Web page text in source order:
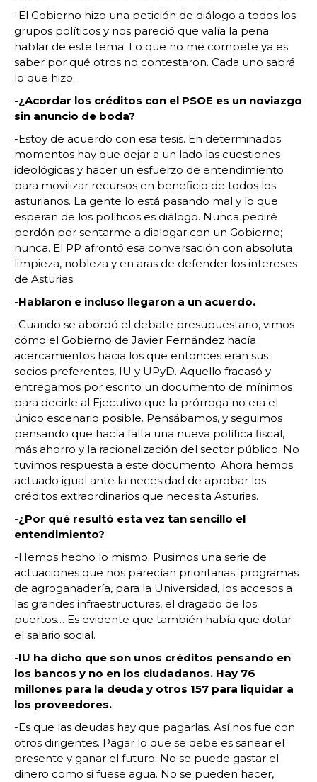
-El Gobierno hizo una petición de diálogo a todos los
grupos políticos y nos pareció que valía la pena
hablar de este tema. Lo que no me compete ya es
saber por qué otros no contestaron. Cada uno sabrá
lo que hizo.
-¿Acordar los créditos con el PSOE es un noviazgo
sin anuncio de boda?
-Estoy de acuerdo con esa tesis. En determinados
momentos hay que dejar a un lado las cuestiones
ideológicas y hacer un esfuerzo de entendimiento
para movilizar recursos en beneficio de todos los
asturianos. La gente lo está pasando mal y lo que
esperan de los políticos es diálogo. Nunca pediré
perdón por sentarme a dialogar con un Gobierno;
nunca. El PP afrontó esa conversación con absoluta
limpieza, nobleza y en aras de defender los intereses
de Asturias.
-Hablaron e incluso llegaron a un acuerdo.
-Cuando se abordó el debate presupuestario, vimos
cómo el Gobierno de Javier Fernández hacía
acercamientos hacia los que entonces eran sus
socios preferentes, IU y UPyD. Aquello fracasó y
entregamos por escrito un documento de mínimos
para decirle al Ejecutivo que la prórroga no era el
único escenario posible. Pensábamos, y seguimos
pensando que hacía falta una nueva política fiscal,
más ahorro y la racionalización del sector público. No
tuvimos respuesta a este documento. Ahora hemos
actuado igual ante la necesidad de aprobar los
créditos extraordinarios que necesita Asturias.
-¿Por qué resultó esta vez tan sencillo el
entendimiento?
-Hemos hecho lo mismo. Pusimos una serie de
actuaciones que nos parecían prioritarias: programas
de agroganadería, para la Universidad, los accesos a
las grandes infraestructuras, el dragado de los
puertos… Es evidente que también había que dotar
el salario social.
-IU ha dicho que son unos créditos pensando en
los bancos y no en los ciudadanos. Hay 76
millones para la deuda y otros 157 para liquidar a
los proveedores.
-Es que las deudas hay que pagarlas. Así nos fue con
otros dirigentes. Pagar lo que se debe es sanear el
presente y ganar el futuro. No se puede gastar el
dinero como si fuese agua. No se pueden hacer,